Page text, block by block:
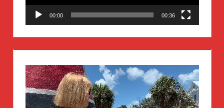
00:00 00:36